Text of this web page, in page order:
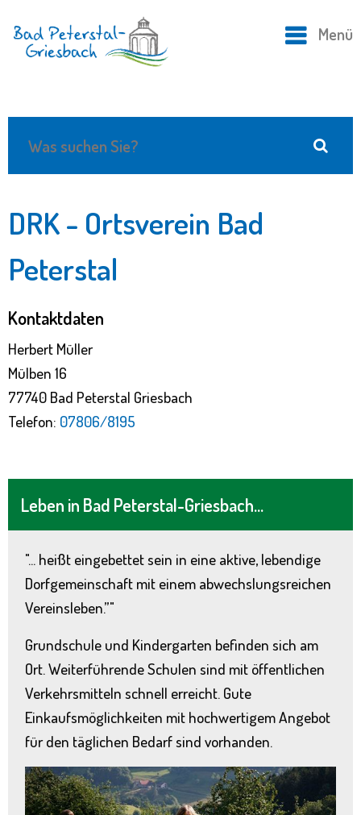
Menü
Leben in Bad Peterstal-Griesbach...
"... heißt eingebettet sein in eine aktive, lebendige
Dorfgemeinschaft mit einem abwechslungsreichen
Vereinsleben.”"
Grundschule und Kindergarten befinden sich am
Ort. Weiterführende Schulen sind mit öffentlichen
Verkehrsmitteln schnell erreicht. Gute
Einkaufsmöglichkeiten mit hochwertigem Angebot
für den täglichen Bedarf sind vorhanden.
DRK - Ortsverein Bad
Peterstal
Kontaktdaten
Herbert Müller
Mülben 16
77740 Bad Peterstal Griesbach
Telefon: 07806/8195